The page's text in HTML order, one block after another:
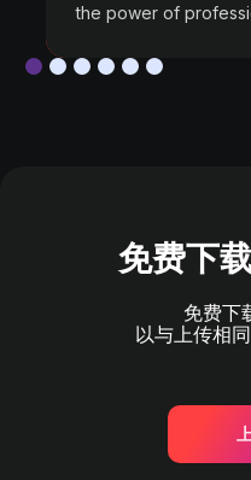
the power of
免费下
免费下
以与上传相